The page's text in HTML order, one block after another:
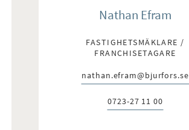
Nathan Efram
FASTIGHETSMÄKLARE /
FRANCHISETAGARE
E-post:
nathan.efram@bjurfors.se
Telefon:
0723-27 11 00